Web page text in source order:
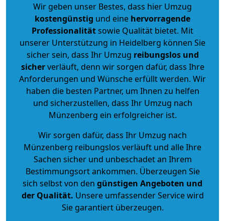
Wir geben unser Bestes, dass hier Umzug
kostengünstig und eine hervorragende
Professionalitätsowie Qualität bietet. Mit
unserer Unterstützung in Heidelberg können Sie
sicher sein, dass Ihr Umzug reibungslos und
sicherverläuft, denn wir sorgen dafür, dass Ihre
Anforderungen und Wünsche erfüllt werden. Wir
haben die besten Partner, um Ihnen zu helfen
und sicherzustellen, dass Ihr Umzug nach
Münzenberg ein erfolgreicher ist.
Wir sorgen dafür, dass Ihr Umzug nach
Münzenberg reibungslos verläuft und alle Ihre
Sachen sicher und unbeschadet an Ihrem
Bestimmungsort ankommen. Überzeugen Sie
sich selbst von den günstigen Angeboten und
der Qualität. Unsere umfassender Service wird
Sie garantiert überzeugen.